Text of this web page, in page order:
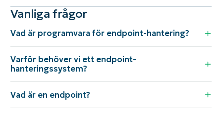
Vanliga frågor
Vad är programvara för endpoint-hantering?
Varför behöver vi ett endpoint-
hanteringssystem?
Vad är en endpoint?